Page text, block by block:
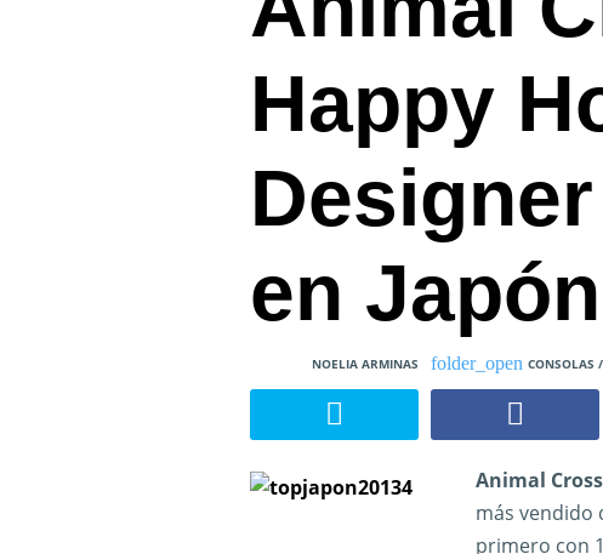
Happy
en Japón
NOELIA ARMINAS CONSOLAS
Animal
más vendido
primero con